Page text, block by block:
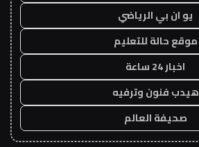
يو ان بي الرياضي
موقع حالة للتعليم
اخبار 24 ساعة
هيدب فنون وترفيه
صحيفة العالم